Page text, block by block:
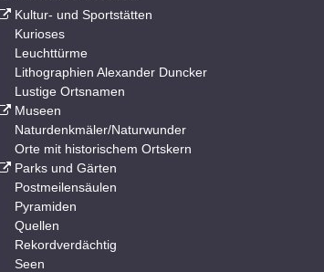
Kultur- und Sportstätten
Kurioses
Leuchttürme
Lithographien Alexander Duncker
Lustige Ortsnamen
Museen
Naturdenkmäler/Naturwunder
Orte mit historischem Ortskern
Parks und Gärten
Postmeilensäulen
Pyramiden
Quellen
Rekordverdächtig
Seen